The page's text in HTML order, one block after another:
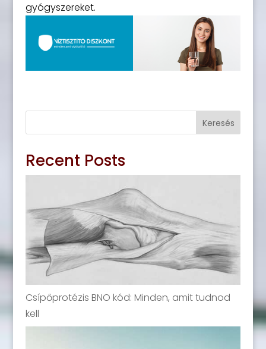
gyógyszereket.
Keresés
Recent Posts
Csípőprotézis BNO kód: Minden, amit tudnod
kell